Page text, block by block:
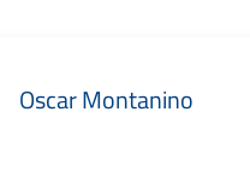
Oscar Montanino